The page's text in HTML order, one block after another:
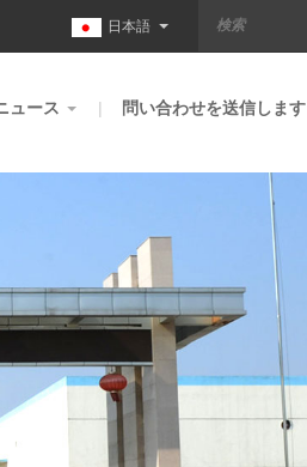
日本語
ュース 問い合わせを送信します